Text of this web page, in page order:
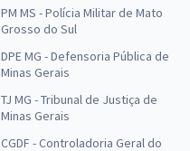
PM MS - Polícia Militar de Mato
Grosso do Sul
DPE MG - Defensoria Pública de
Minas Gerais
TJ MG - Tribunal de Justiça de
Minas Gerais
CGDF - Controladoria Geral do